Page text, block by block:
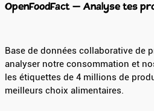
OpenFoodFact – Analyse tes
Base de données collaborative de
analyser notre consommation et
les étiquettes de 4 millions de
meilleurs choix alimentaires.